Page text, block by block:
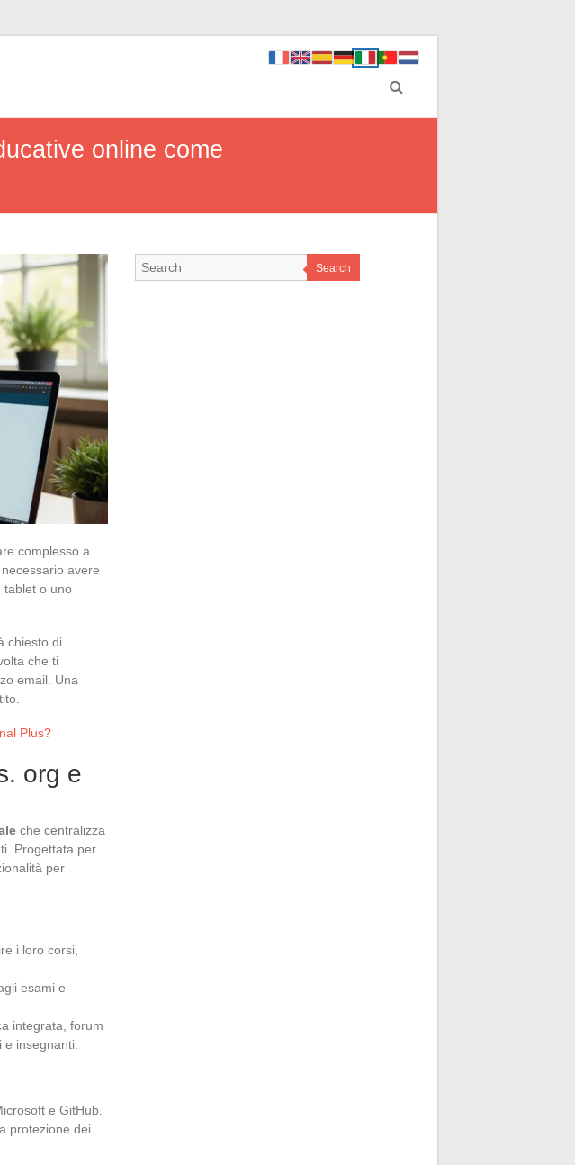
online come
complesso a
avere
tablet o uno
chiesto di
che ti
email. Una
Plus?
org e
che centralizza
Progettata per
per
i loro corsi,
esami e
integrata, forum
insegnanti.
e GitHub.
protezione dei
Search